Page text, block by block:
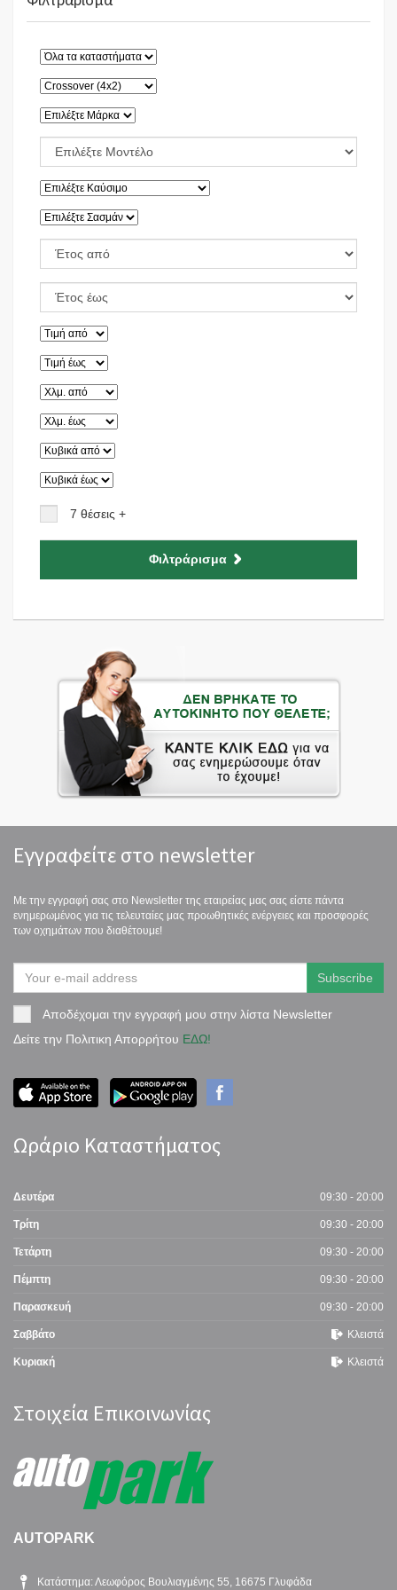
7 θέσεις +
Φιλτράρισμα
Εγγραφείτε στο newsletter
Με την εγγραφή σας στο Newsletter της εταιρείας μας σας είστε πάντα
ενημερωμένος για τις τελευταίες μας προωθητικές ενέργειες και προσφορές
των οχημάτων που διαθέτουμε!
Αποδέχομαι την εγγραφή μου στην λίστα Newsletter
Δείτε την Πολιτικη Απορρήτου ΕΔΩ!
Ωράριο Καταστήματος
Δευτέρα 09:30 - 20:00
Τρίτη 09:30 - 20:00
Τετάρτη 09:30 - 20:00
Πέμπτη 09:30 - 20:00
Παρασκευή 09:30 - 20:00
Σαββάτο Κλειστά
Κυριακή Κλειστά
Στοιχεία Επικοινωνίας
AUTOPARK
Κατάστημα: Λεωφόρος Βουλιαγμένης 55, 16675 Γλυφάδα